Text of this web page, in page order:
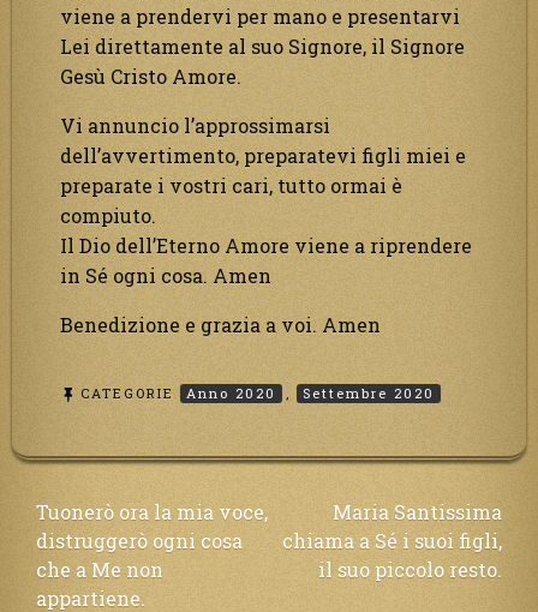
viene a prendervi per mano e presentarvi
Lei direttamente al suo Signore, il Signore
Gesù Cristo Amore.
Vi annuncio l’approssimarsi
dell’avvertimento, preparatevi figli miei e
preparate i vostri cari, tutto ormai è
compiuto.
Il Dio dell’Eterno Amore viene a riprendere
in Sé ogni cosa. Amen
Benedizione e grazia a voi. Amen
CATEGORIE Anno 2020 Settembre 2020
Navigazione
articoli
Tuonerò ora la mia voce,
distruggerò ogni cosa
che a Me non
appartiene.
Maria Santissima
chiama a Sé i suoi figli,
il suo piccolo resto.